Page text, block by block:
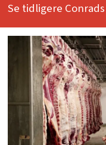
Se tidligere